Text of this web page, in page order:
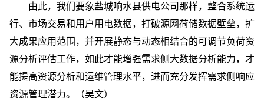
由此，我们要象盐城响水县供电公司那样，整合系统运
行、市场交易和用户用电数据，打破源网荷储数据壁垒，扩
大成果应用范围，并开展静态与动态相结合的可调节负荷资
源分析评估工作，如此才能增强需求侧大数据分析能力，才
能提高资源分析和运维管理水平，进而充分发挥需求侧响应
资源管理潜力。（吴文）